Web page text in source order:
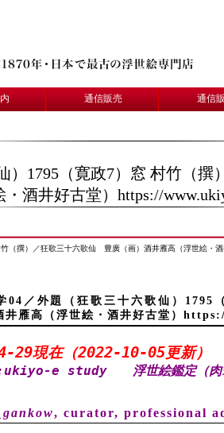
通信販売 通信
）1795（寛政7）窓 村竹（
・酒井好古堂）https://
（撰）／狂歌三十六歌仙 豊廣（画）酒井雁高（浮世絵・酒
04／外題（狂歌三十六歌仙）
井雁高（浮世絵・酒井好古堂）
29現在（2022-10-05更新）
:ukiyo-e study 浮世絵鑑定（肉
, curator, professional